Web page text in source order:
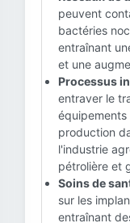
peuvent
bactéries
entraînant
et une
Processus
entraver le
production
l'industrie
pétrolière et
Soins de
sur les
entraînant